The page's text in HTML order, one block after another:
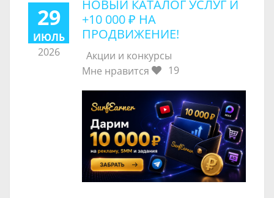
29
ИЮЛЬ
2026
НОВЫЙ КАТАЛОГ УСЛУГ И
+10 000 ₽ НА
ПРОДВИЖЕНИЕ!
Акции и конкурсы
Мне нравится
19